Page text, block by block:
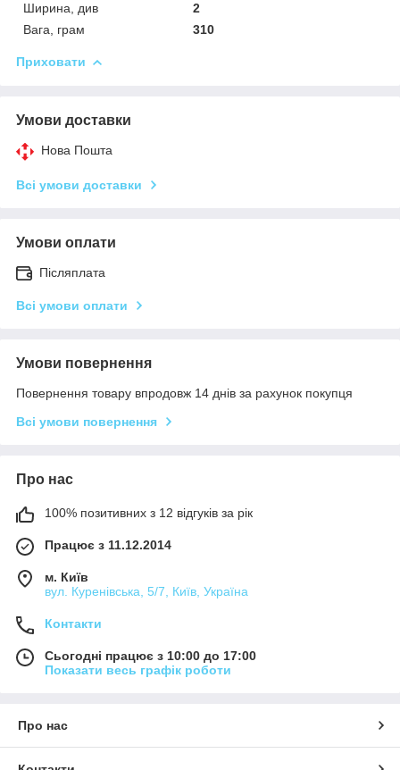
Ширина, див
2
Вага, грам
310
Приховати
Умови доставки
Нова Пошта
Всі умови доставки
Умови оплати
Післяплата
Всі умови оплати
Умови повернення
Повернення товару впродовж 14 днів за рахунок покупця
Всі умови повернення
Про нас
100% позитивних з 12 відгуків за рік
Працює з 11.12.2014
м. Київ
вул. Куренівська, 5/7, Київ, Україна
Контакти
Сьогодні працює з 10:00 до 17:00
Показати весь графік роботи
Про нас